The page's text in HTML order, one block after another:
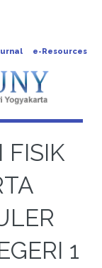
e-Resources
FISIK
1